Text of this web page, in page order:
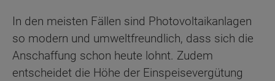
In den meisten Fällen sind Photovoltaikanlagen
so modern und umweltfreundlich, dass sich die
Anschaffung schon heute lohnt. Zudem
entscheidet die Höhe der Einspeisevergütung